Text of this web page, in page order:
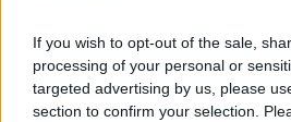
If you wish to opt-out of the sale,
processing of your personal or
targeted advertising by us, please
section to confirm your selection.